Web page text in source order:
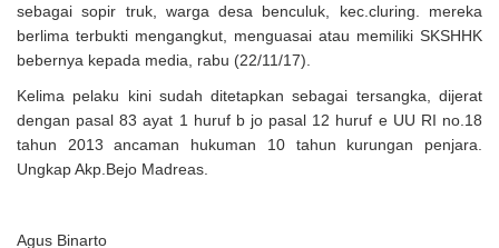
sebagai sopir truk, warga desa benculuk, kec.cluring. mereka
berlima terbukti mengangkut, menguasai atau memiliki SKSHHK
bebernya kepada media, rabu (22/11/17).
Kelima pelaku kini sudah ditetapkan sebagai tersangka, dijerat
dengan pasal 83 ayat 1 huruf b jo pasal 12 huruf e UU RI no.18
tahun 2013 ancaman hukuman 10 tahun kurungan penjara.
Ungkap Akp.Bejo Madreas.
Agus Binarto